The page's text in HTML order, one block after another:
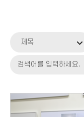
제목